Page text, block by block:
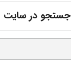
جستجو در سایت